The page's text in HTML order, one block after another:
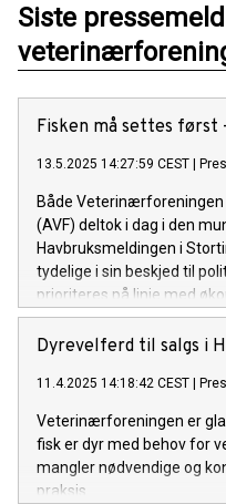
Siste
Fisken må settes først
13.5.2025 14:27:59 CEST
Både
(AVF) deltok i dag i den
Havbruksmeldingen i
tydelige i sin beskjed til
prioriteres på linje med
skal ikke lønne seg.
Dyrevelferd til salgs i
11.4.2025 14:18:42 CEST
Veterinærforeningen er
fisk er dyr med behov for
mangler nødvendige og
praksis.